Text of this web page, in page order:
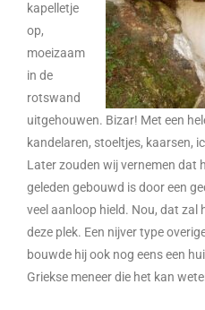
kapelletje
op,
moeizaam
in de
rotswand
uitgehouwen. Bizar! Met een
kandelaren, stoeltjes, kaarsen,
Later zouden wij vernemen dat
geleden gebouwd is door een
veel aanloop hield. Nou, dat zal
deze plek. Een nijver type
bouwde hij ook nog eens een
Griekse meneer die het kan